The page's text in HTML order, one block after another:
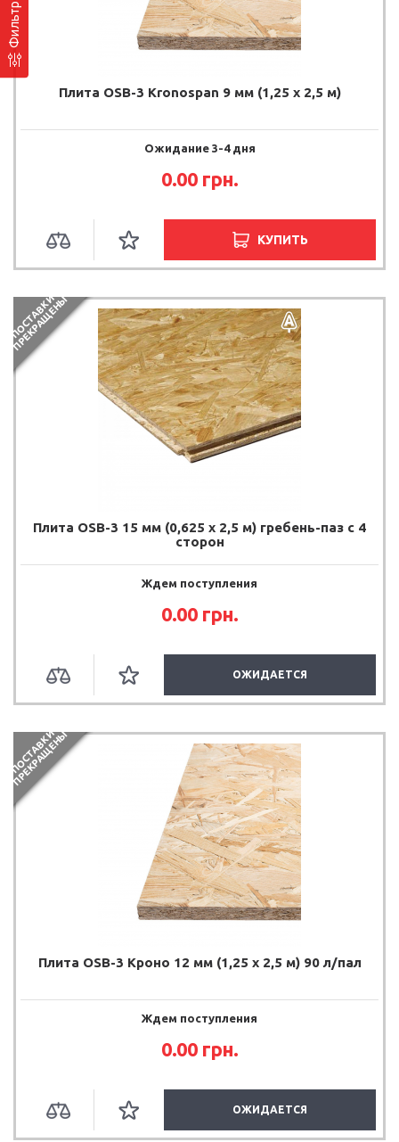
Фильтр
Плита OSB-3 Kronospan 9 мм (1,25 х 2,5 м)
Ожидание 3-4 дня
0.00 грн.
КУПИТЬ
П
О
С
Т
А
В
К
И
П
Р
Е
К
Р
А
Щ
Е
Н
Ы
Плита OSB-3 15 мм (0,625 х 2,5 м) гребень-паз с 4
сторон
Ждем поступления
0.00 грн.
ОЖИДАЕТСЯ
П
О
С
Т
А
В
К
И
П
Р
Е
К
Р
А
Щ
Е
Н
Ы
Плита OSB-3 Кроно 12 мм (1,25 х 2,5 м) 90 л/пал
Ждем поступления
0.00 грн.
ОЖИДАЕТСЯ